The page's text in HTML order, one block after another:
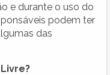
e durante o uso do
podem ter
das